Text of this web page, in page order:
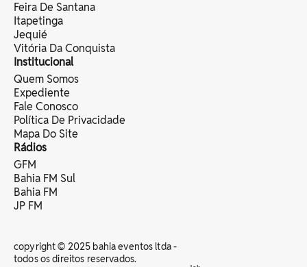
Feira De Santana
Itapetinga
Jequié
Vitória Da Conquista
Institucional
Quem Somos
Expediente
Fale Conosco
Política De Privacidade
Mapa Do Site
Rádios
GFM
Bahia FM Sul
Bahia FM
JP FM
copyright © 2025 bahia eventos ltda -
todos os direitos reservados.